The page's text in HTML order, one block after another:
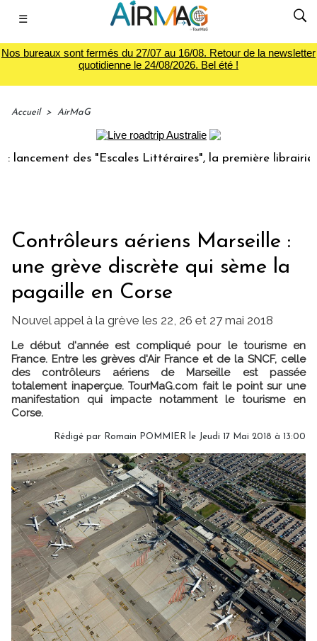
☰
Nos bureaux sont fermés du 27/07 au 16/08. Retour de la newsletter
quotidienne le 24/08/2026. Bel été !
Accueil > AirMaG
des "Escales Littéraires", la première librairie du
Contrôleurs aériens Marseille :
une grève discrète qui sème la
pagaille en Corse
Nouvel appel à la grève les 22, 26 et 27 mai 2018
Le début d'année est compliqué pour le tourisme en
France. Entre les grèves d'Air France et de la SNCF, celle
des contrôleurs aériens de Marseille est passée
totalement inaperçue. TourMaG.com fait le point sur une
manifestation qui impacte notamment le tourisme en
Corse.
Rédigé par Romain POMMIER le Jeudi 17 Mai 2018 à 13:00